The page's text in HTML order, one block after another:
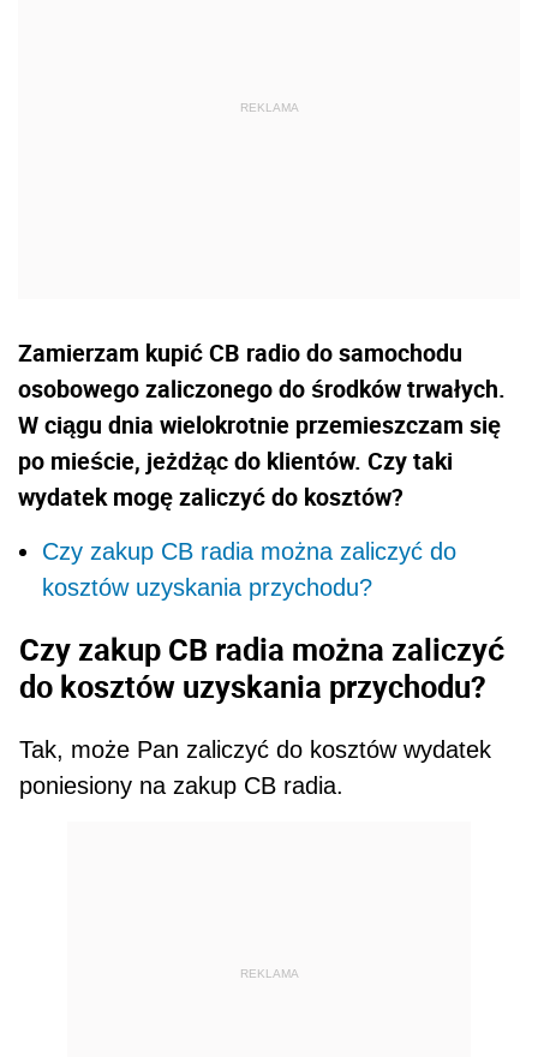
Zamierzam kupić CB radio do samochodu
osobowego zaliczonego do środków trwałych.
W ciągu dnia wielokrotnie przemieszczam się
po mieście, jeżdżąc do klientów. Czy taki
wydatek mogę zaliczyć do kosztów?
Czy zakup CB radia można zaliczyć do
kosztów uzyskania przychodu?
Czy zakup CB radia można zaliczyć
do kosztów uzyskania przychodu?
Tak, może Pan zaliczyć do kosztów wydatek
poniesiony na zakup CB radia.
REKLAMA